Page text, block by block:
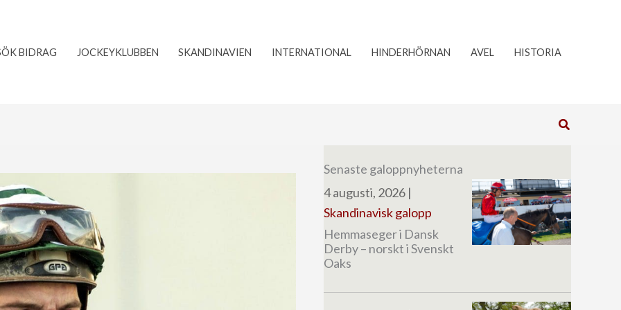
BIDRAG JOCKEYKLUBBEN SKANDINAVIEN INTERNATIONAL HINDERHÖRNAN AVEL HISTORIA
Sök
Senaste galoppnyheterna
4 augusti, 2026 |
Skandinavisk galopp
Hemmaseger i Dansk
Derby – norskt i Svenskt
Oaks